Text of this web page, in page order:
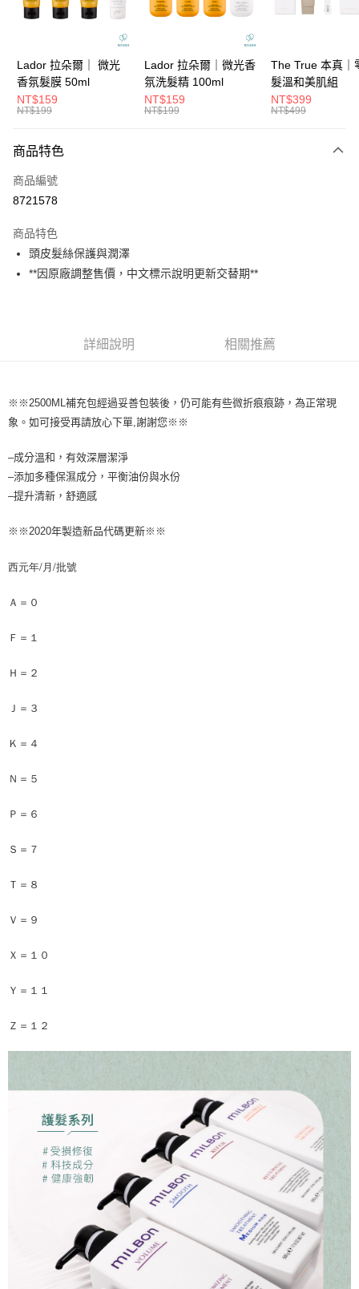
華南商業銀行
彰化商業銀行
兆豐國際商業銀行
臺灣中小企業銀行
台中商業銀行
匯豐（台灣）商業銀行
華泰商業銀行
聯邦商業銀行
元大商業銀行
台灣樂天信用卡公司
合作金庫商業銀行
第一商業銀行
台北富邦商業銀行
國泰世華商業銀行
兆豐國際商業銀行
臺灣中小企業銀行
台中商業銀行
匯豐（台灣）商業銀行
聯邦商業銀行
玉山商業銀行
台灣樂天信用卡公司
超商取貨付款
Apple Pay
街口支付
相關說明
【大哥付你分期使用說明】
2.付款方式選擇「大哥付你分期」，訂單成立後會自動跳轉到大哥付的交易
流程，驗證手機門號後，選擇欲分期的期數、繳款截止日，確認付款後即完
成交易。
3.實際核准額度、可分期數及費用金額請依後續交易確認頁面所載為準。
1.分期款項不併入電信帳單，「大哥付你分期」於每月結算日後寄送繳費提
【注意事項】
買賣價金債權讓與本公司後，依約使用本公司帳單繳交帳款。
2.基於同意付款使用「大哥付你分期」之契約關係目的，商店將以您的個人
資料（包含姓名、電話或地址）提供予台灣大哥大進項蒐集、處理及利用，
運送方式
全家取貨付款
每筆NT$65，滿NT$1,699(含以上)免運費
每筆NT$65，滿NT$1,699(含以上)免運費
每筆NT$65，滿NT$1,699(含以上)免運費
宅配-離島
每筆NT$100
Lador 拉朵爾｜ 微光
香氛髮膜 50ml
NT$159
NT$199
Lador 拉朵爾｜微光香
氛洗髮精 100ml
NT$159
NT$199
The True 本真｜
髮溫和美肌組
NT$399
NT$499
商品特色
商品編號
8721578
商品特色
頭皮髮絲保護與潤澤
**因原廠調整售價，中文標示說明更新交替期**
詳細說明 相關推薦
※※2500ML補充包經過妥善包裝後，仍可能有些微折痕痕跡，為正常現
象。如可接受再請放心下單,謝謝您※※
–成分溫和，有效深層潔淨
–添加多種保濕成分，平衡油份與水份
–提升清新，舒適感
※※2020年製造新品代碼更新※※
西元年/月/批號
Ａ＝０
Ｆ＝１
Ｈ＝２
Ｊ＝３
Ｋ＝４
Ｎ＝５
Ｐ＝６
Ｓ＝７
Ｔ＝８
Ｖ＝９
Ｘ＝１０
Ｙ＝１１
Ｚ＝１２